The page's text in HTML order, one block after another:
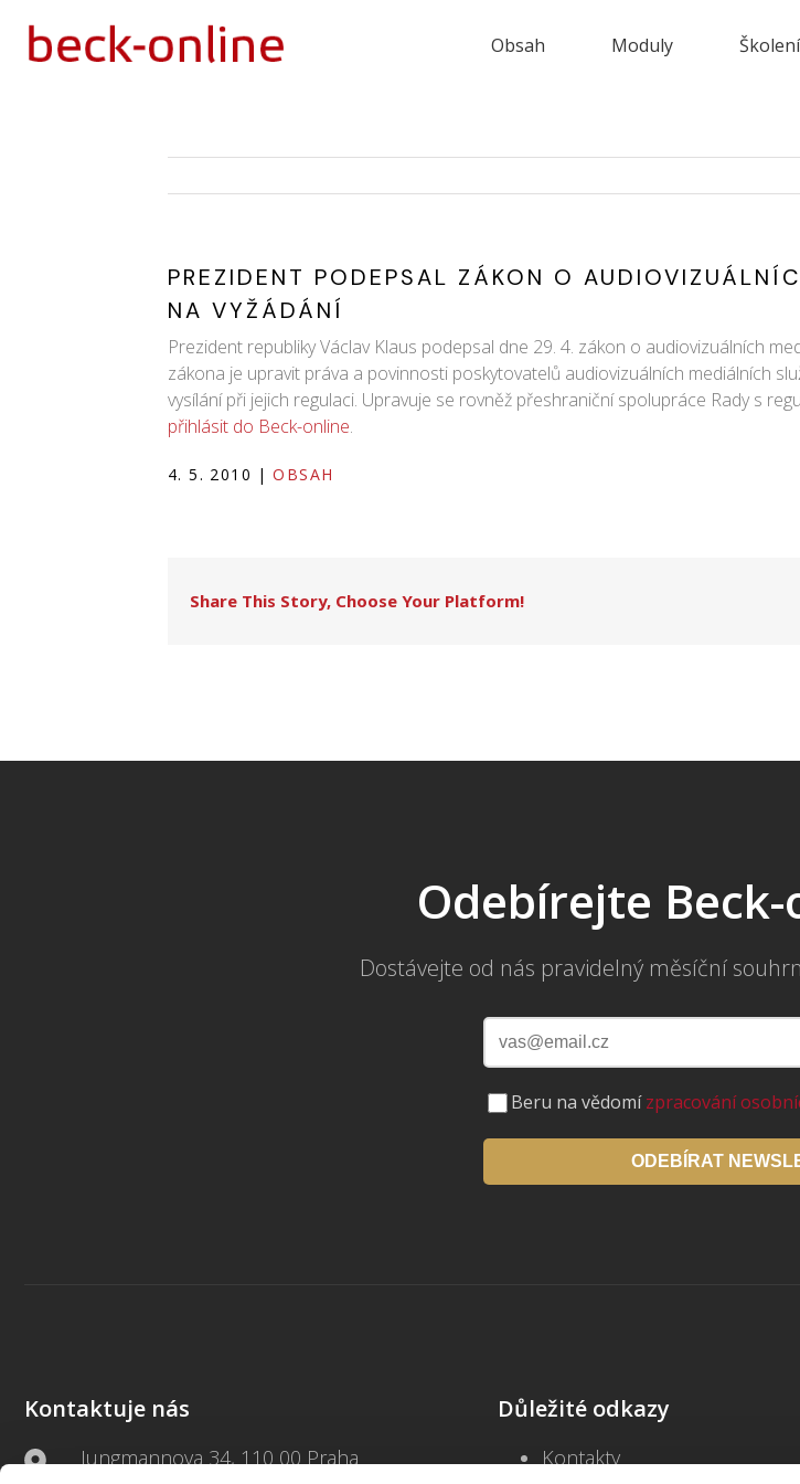
Obsah Moduly Školení
PREZIDENT PODEPSAL ZÁKON O
NA VYŽÁDÁNÍ
Prezident republiky Václav Klaus podepsal dne 29. 4. zákon o audiovizuálních
zákona je upravit práva a povinnosti poskytovatelů audiovizuálních mediálních
vysílání při jejich regulaci. Upravuje se rovněž přeshraniční spolupráce Rady s
přihlásit do Beck-online.
4. 5. 2010 | OBSAH
Share This Story, Choose Your Platform!
Odebírejte Beck-
Dostávejte od nás pravidelný měsíční
Beru na vědomízpracování
ODEBÍRAT
Kontaktuje nás
Jungmannova 34, 110 00 Praha
Důležité odkazy
Kontakty